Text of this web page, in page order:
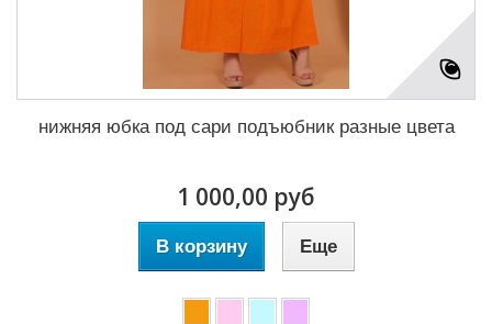
нижняя юбка под сари подъюбник разные цвета
1 000,00 руб
В корзину Еще